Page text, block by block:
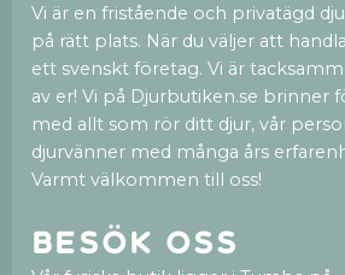
Vi är en fristående och privatägd
på rätt plats. När du väljer att
ett svenskt företag. Vi är
av er! Vi på Djurbutiken.se brinner
med allt som rör ditt djur, vår
djurvänner med många års
Varmt välkommen till oss!
Besök oss